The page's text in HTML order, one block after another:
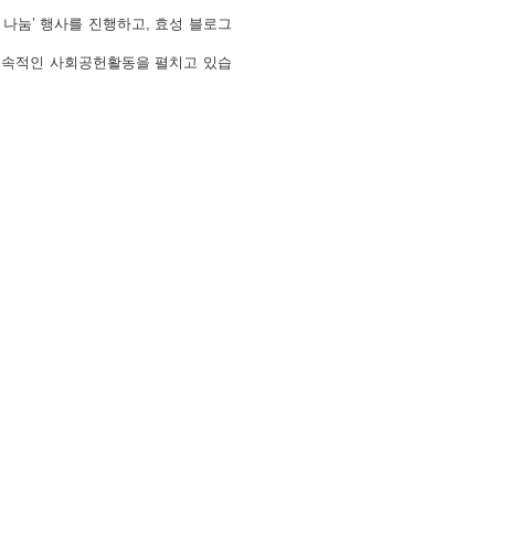
눔’ 행사를 진행하고, 효성 블로그
적인 사회공헌활동을 펼치고 있습